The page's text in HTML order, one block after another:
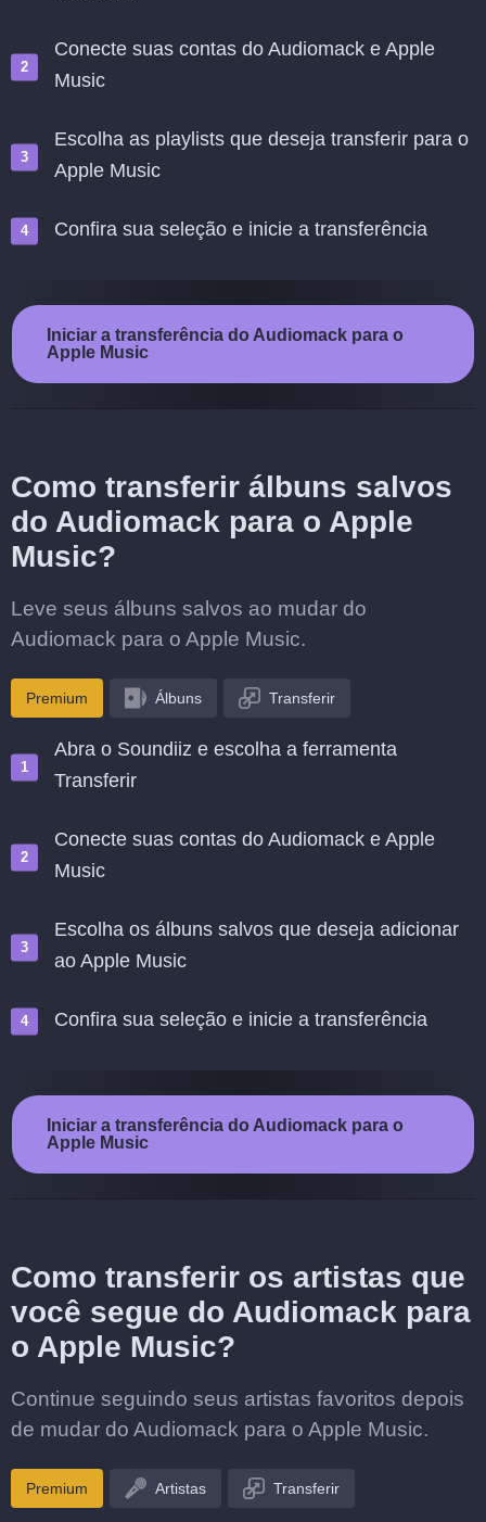
Conecte suas contas do Audiomack e Apple
Music
Escolha as playlists que deseja transferir para o
Apple Music
Confira sua seleção e inicie a transferência
Iniciar a transferência do Audiomack para o
Apple Music
Como transferir álbuns salvos
do Audiomack para o Apple
Music?
Leve seus álbuns salvos ao mudar do
Audiomack para o Apple Music.
Premium Álbuns Transferir
Abra o Soundiiz e escolha a ferramenta
Transferir
Conecte suas contas do Audiomack e Apple
Music
Escolha os álbuns salvos que deseja adicionar
ao Apple Music
Confira sua seleção e inicie a transferência
Iniciar a transferência do Audiomack para o
Apple Music
Como transferir os artistas que
você segue do Audiomack para
o Apple Music?
Continue seguindo seus artistas favoritos depois
de mudar do Audiomack para o Apple Music.
Premium Artistas Transferir